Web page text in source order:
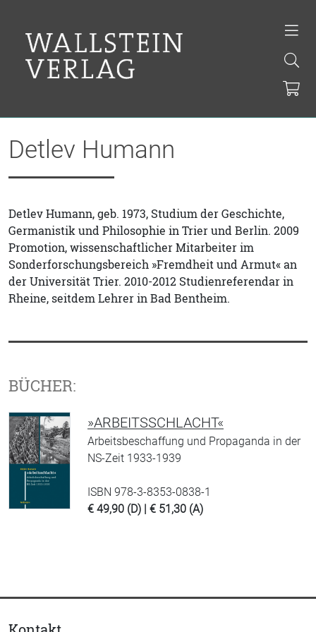
Detlev Humann
Detlev Humann, geb. 1973, Studium der Geschichte,
Germanistik und Philosophie in Trier und Berlin. 2009
Promotion, wissenschaftlicher Mitarbeiter im
Sonderforschungsbereich »Fremdheit und Armut« an
der Universität Trier. 2010-2012 Studienreferendar in
Rheine, seitdem Lehrer in Bad Bentheim.
BÜCHER:
»ARBEITSSCHLACHT«
Arbeitsbeschaffung und Propaganda in der
NS-Zeit 1933-1939
ISBN 978-3-8353-0838-1
€ 49,90 (D) | € 51,30 (A)